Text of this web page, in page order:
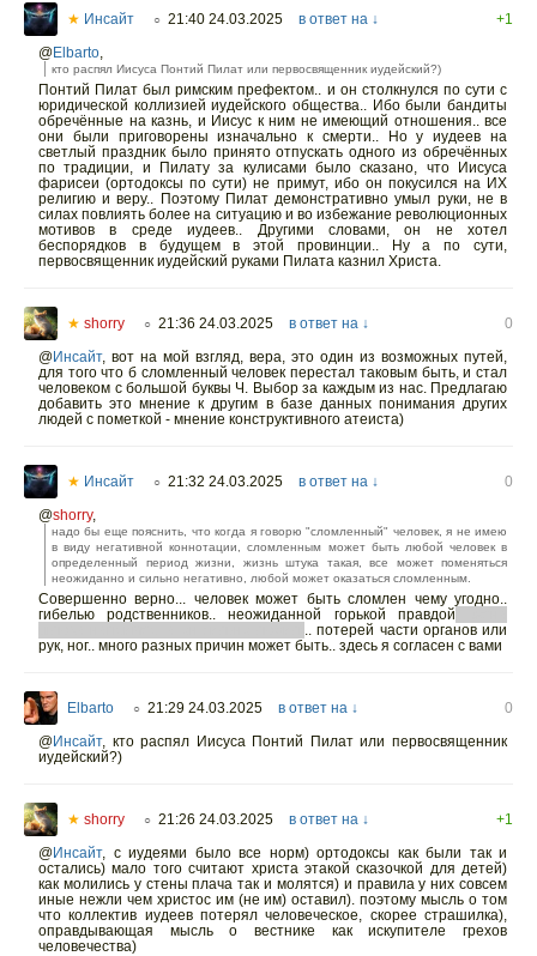
★ Инсайт ○ 21:40 24.03.2025 в ответ на ↓
+1
@Elbarto
кто распял Иисуса Понтий Пилат или первосвященник иудейский?)
Понтий Пилат был римским префектом.. и он столкнулся по сути с
юридической коллизией иудейского общества.. Ибо были бандиты
обречённые на казнь, и Иисус к ним не имеющий отношения.. все
они были приговорены изначально к смерти.. Но у иудеев на
светлый праздник было принято отпускать одного из обречённых
по традиции, и Пилату за кулисами было сказано, что Иисуса
фарисеи (ортодоксы по сути) не примут, ибо он покусился на ИХ
религию и веру.. Поэтому Пилат демонстративно умыл руки, не в
силах повлиять более на ситуацию и во избежание революционных
мотивов в среде иудеев.. Другими словами, он не хотел
беспорядков в будущем в этой провинции.. Ну а по сути,
первосвященник иудейский руками Пилата казнил Христа.
★ shorry ○ 21:36 24.03.2025 в ответ на ↓
0
@Инсайт, вот на мой взгляд, вера, это один из возможных путей,
для того что б сломленный человек перестал таковым быть, и стал
человеком с большой буквы Ч. Выбор за каждым из нас. Предлагаю
добавить это мнение к другим в базе данных понимания других
людей с пометкой - мнение конструктивного атеиста)
★ Инсайт ○ 21:32 24.03.2025 в ответ на ↓
0
@shorry,
надо бы еще пояснить, что когда я говорю "сломленный" человек, я не имею
в виду негативной коннотации, сломленным может быть любой человек в
определенный период жизни, жизнь штука такая, все может поменяться
неожиданно и сильно негативно, любой может оказаться сломленным.
Совершенно верно... человек может быть сломлен чему угодно..
гибелью родственников.. неожиданной горькой правдой
.. потерей части органов или
рук, ног.. много разных причин может быть.. здесь я согласен с вами
Elbarto ○ 21:29 24.03.2025 в ответ на ↓
0
@Инсайт, кто распял Иисуса Понтий Пилат или первосвященник
иудейский?)
★ shorry ○ 21:26 24.03.2025 в ответ на ↓
+1
@Инсайт,
с иудеями было все норм) ортодоксы как были так и
остались) мало того считают христа этакой сказочкой для детей)
как молились у стены плача так и молятся) и правила у них совсем
иные нежли чем христос им (не им) оставил). поэтому мысль о том
что коллектив иудеев потерял человеческое, скорее страшилка),
оправдывающая мысль о вестнике как искупителе грехов
человечества)